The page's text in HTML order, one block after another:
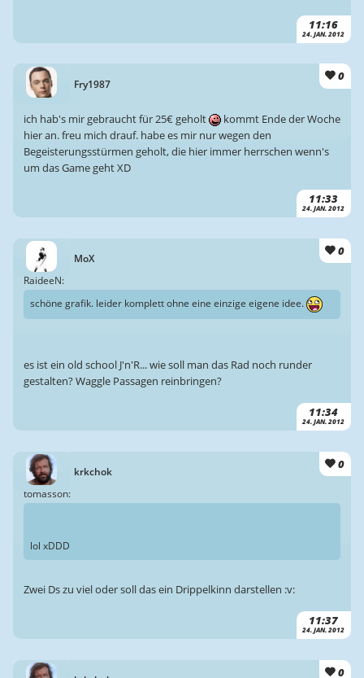
11:16
24. JAN. 2012
Fry1987
0
11:33
24. JAN. 2012
ich hab's mir gebraucht für 25€ geholt
kommt Ende der Woche
hier an. freu mich drauf. habe es mir nur wegen den
Begeisterungsstürmen geholt, die hier immer herrschen wenn's
um das Game geht XD
MoX
0
11:34
24. JAN. 2012
RaideeN:
schöne grafik. leider komplett ohne eine einzige eigene idee.
es ist ein old school J'n'R... wie soll man das Rad noch runder
gestalten? Waggle Passagen reinbringen?
krkchok
0
11:37
24. JAN. 2012
tomasson:
lol xDDD
Zwei Ds zu viel oder soll das ein Drippelkinn darstellen :v:
0